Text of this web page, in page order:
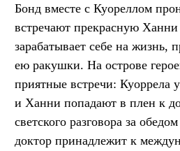
Бонд вместе с Куореллом
встречают прекрасную
зарабатывает себе на жизнь,
ею ракушки. На острове
приятные встречи: Куоррела
и Ханни попадают в плен к
светского разговора за
доктор принадлежит к